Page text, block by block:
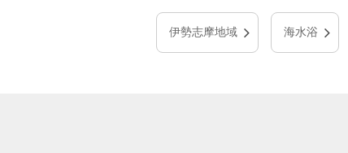
伊勢志摩地域 海水浴